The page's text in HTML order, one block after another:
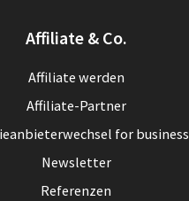
Affiliate & Co.
Affiliate werden
Affiliate-Partner
for business
Newsletter
Referenzen